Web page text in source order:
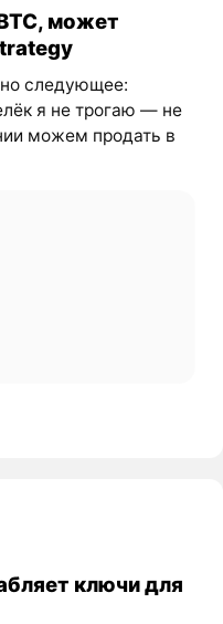
может
следующее:
я не трогаю — не
можем продать в
ключи для